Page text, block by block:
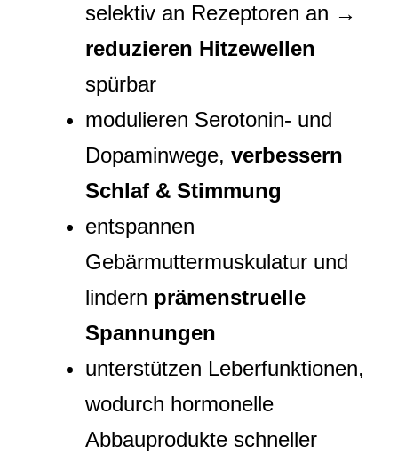
selektiv an Rezeptoren an →
reduzieren Hitzewellen
spürbar
modulieren Serotonin- und
Dopaminwege, verbessern
Schlaf & Stimmung
entspannen
Gebärmuttermuskulatur und
lindern prämenstruelle
Spannungen
unterstützen Leberfunktionen,
wodurch hormonelle
Abbauprodukte schneller